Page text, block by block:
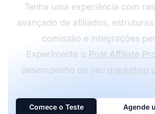
Tenha uma experiência com
avançado de afiliados,
comissão e integrações
Experimente o Post Affiliate
desempenho do seu marketing
Comece o Teste
Agende